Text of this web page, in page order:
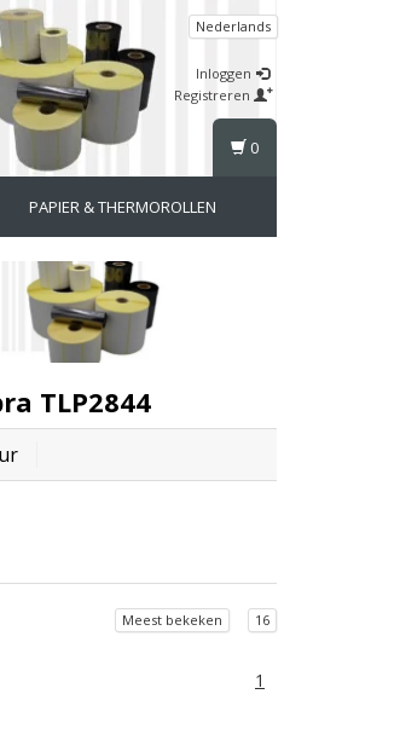
Nederlands
Inloggen
Registreren
PAPIER & THERMOROLLEN
0
TLP2844
Meest bekeken 16
1